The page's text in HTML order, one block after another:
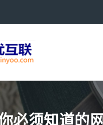
必须知道的